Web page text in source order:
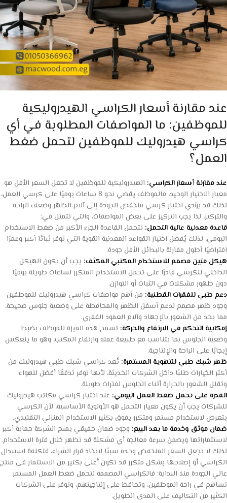
عند مقارنة أسعار الكراسي الهيدروليكية
للموظفين: ما المواصفات المطلوبة في أي
كراسي هيدروليك للموظفين لتحمل ضغط
العمل؟
عند مقارنة أسعار الكراسي: الهيدروليكية للموظفين لا تجعل السعر الأقل هو
معيار الاختيار الوحيد، فالموظف يقضي نحو 8 ساعات يوميًا على كرسي العمل،
لذلك قد يؤدي اختيار كرسي منخفض الجودة إلى آلام الظهر وضعف الراحة
والتركيز، لذا يجب التركيز على بعض المواصفات، والتي تتمثل في:
قاعدة معدنية عالية التحمل: تتحمل القاعدة الجزء الأكبر من ضغط الاستخدام
اليومي، لذلك يُفضل اختيار القواعد المعدنية القوية التي توفر ثباتًا أكبر وعمرًا
افتراضيًا أطول مقارنة بالبدائل الأقل جودة.
هيكل متين مصمم للاستخدام المكتبي المكثف: يجب أن يكون الهيكل
الداخلي للكرسي قادرًا على تحمل الاستخدام المتكرر لساعات طويلة يوميًا
دون ظهور مشكلات في الثبات أو التوازن.
دعم طبي للفقرات القطنية: من أهم مواصفات كراسي هيدروليك للموظفين
وجود ظهر مصمم لدعم أسفل الظهر والمحافظة على وضعية جلوس صحيحة،
مما يحد من الشعور بالإجهاد وآلام العمود الفقري.
إمكانية التحكم في الارتفاع والحركة: تسمح هذه الميزة للموظف بضبط
وضعية الجلوس بما يتناسب مع طبيعة عمله وارتفاع المكتب، وهو ما ينعكس
إيجابًا على الراحة والإنتاجية.
ظهر شبك طبي للتهوية المستمرة: تُعد كراسي شبك طبي هيدروليك من
أكثر الخيارات طلبًا داخل الشركات الحديثة، لأنها توفر تدفقًا أفضل للهواء
وتقلل الشعور بالحرارة أثناء الجلوس لفترات طويلة.
القدرة على تحمل ضغط العمل اليومي: عند اختيار كراسي مكاتب هيدروليك
للشركات يجب أن يكون معيار التحمل هو الأولوية الأساسية، لأن الكرسي
يتعرض لاستخدام مستمر ومتكرر يفوق بكثير الاستخدام المنزلي التقليدي.
ضمان موثق وخدمة ما بعد البيع: وجود ضمان حقيقي يمنح الشركة حماية أكبر
لاستثماراتها ويضمن سرعة معالجة أي مشكلة قد تظهر خلال فترة الاستخدام.
لذلك لا تجعل السعر المنخفض وحده سببًا لاتخاذ قرار الشراء، فتكلفة استبدال
الكراسي أو إصلاحها بشكل متكرر قد تكون أعلى بكثير من الاستثمار في منتج
عالي الجودة منذ البداية؛ فالكراسي المصممة لتحمل ضغط العمل المستمر
تساهم في راحة الموظفين، وتحافظ على إنتاجيتهم، وتوفر على الشركات
الكثير من التكاليف على المدى الطويل.